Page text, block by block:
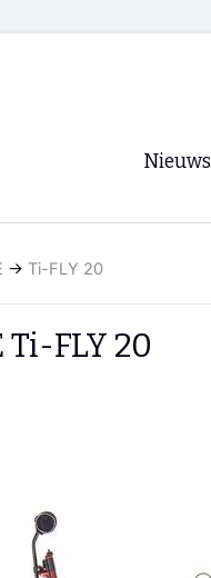
Nieuws
→ Ti-FLY 20
Ti-FLY 20